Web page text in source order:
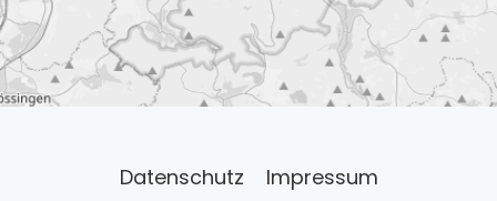
Datenschutz Impressum